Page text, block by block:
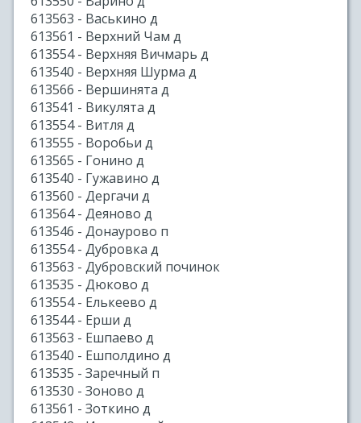
613563 - Васькино д
613561 - Верхний Чам д
613554 - Верхняя Вичмарь д
613540 - Верхняя Шурма д
613566 - Вершинята д
613541 - Викулята д
613554 - Витля д
613555 - Воробьи д
613565 - Гонино д
613540 - Гужавино д
613560 - Дергачи д
613564 - Деяново д
613546 - Донаурово п
613554 - Дубровка д
613563 - Дубровский починок
613535 - Дюково д
613554 - Елькеево д
613544 - Ерши д
613563 - Ешпаево д
613540 - Ешполдино д
613535 - Заречный п
613530 - Зоново д
613561 - Зоткино д